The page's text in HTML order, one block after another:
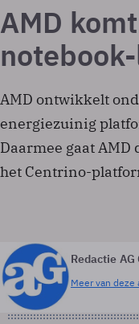
AMD
AMD ontwikkelt
energiezuinig
Daarmee gaat
het Centrino-
Redactie AG
Meer van deze